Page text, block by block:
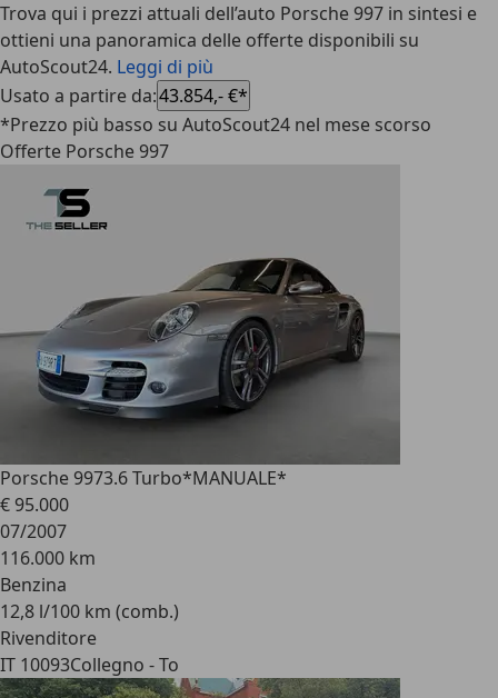
Trova qui i prezzi attuali dell’auto Porsche 997 in sintesi e
ottieni una panoramica delle offerte disponibili su
AutoScout24. Leggi di più
Usato a partire da:43.854,- €*
*Prezzo più basso su AutoScout24 nel mese scorso
Offerte Porsche 997
Porsche 9973.6 Turbo*MANUALE*
€ 95.000
07/2007
116.000 km
Benzina
12,8 l/100 km (comb.)
Rivenditore
IT 10093Collegno - To